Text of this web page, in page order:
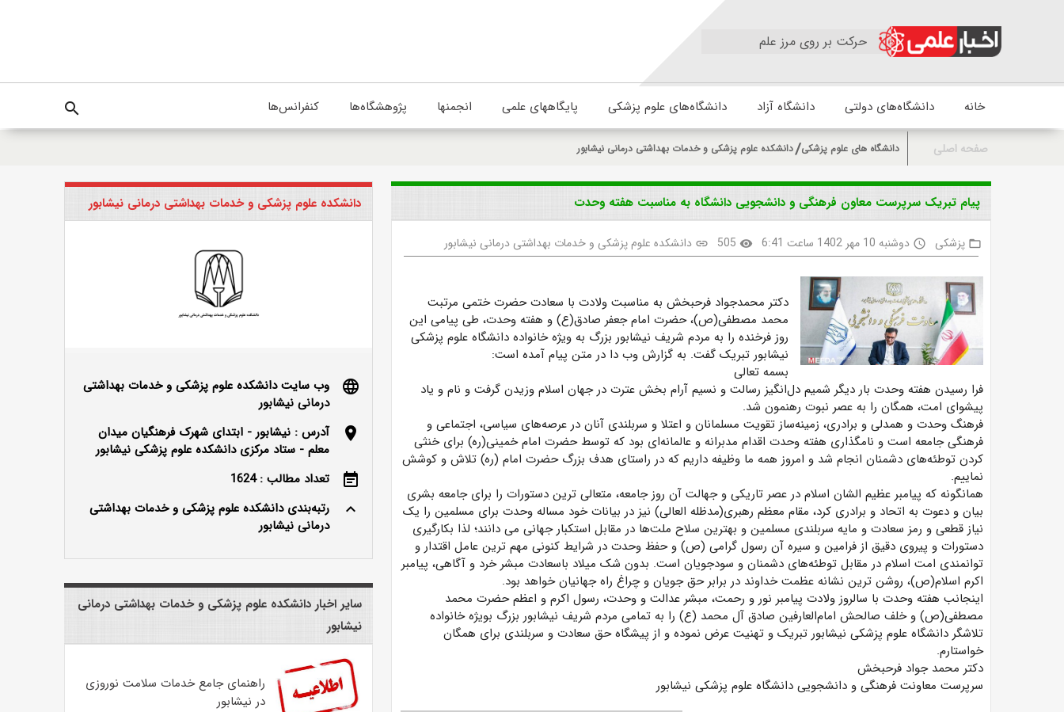
حرکت بر روی مرز علم
خانه دانشگاه‌های دولتی دانشگاه آزاد دانشگاه‌های علوم پزشکی پایگاههای علمی انجمنها پژوهشگاه‌ها کنفرانس‌ها search
صفحه اصلی دانشگاه های علوم پزشکی دانشکده علوم پزشکی و خدمات بهداشتی درمانی نیشابور
پیام تبریک سرپرست معاون فرهنگی و دانشجویی دانشگاه به مناسبت هفته وحدت
folder_open پزشکی access_time دوشنبه 10 مهر 1402 ساعت 6:41 visibility
505
link دانشکده علوم پزشکی و خدمات بهداشتی درمانی نیشابور
دکتر محمدجواد فرحبخش به مناسبت ولادت با سعادت حضرت ختمی مرتبت
محمد مصطفی(ص)، حضرت امام جعفر صادق(ع) و هفته وحدت، طی پیامی این
روز فرخنده را به مردم شریف نیشابور بزرگ به ویژه خانواده دانشگاه علوم پزشکی
نیشابور تبریک گفت. به گزارش وب دا در متن پیام آمده است:
بسمه تعالی
فرا رسیدن هفته وحدت بار دیگر شمیم دل‌انگیز رسالت و نسیم آرام‌‌ بخش عترت در جهان اسلام وزیدن گرفت و نام و یاد
پیشوای امت، همگان را به عصر نبوت رهنمون شد.
فرهنگ وحدت و همدلی و برادری، زمینه‌ساز تقویت مسلمانان و اعتلا و سربلندی آنان در عرصه‌های سیاسی، اجتماعی و
فرهنگی جامعه است و نامگذاری هفته وحدت اقدام مدبرانه و عالمانه‌ای بود که توسط حضرت امام خمینی(ره) برای خنثی
کردن توطئه‌های دشمنان انجام شد و امروز همه ما وظیفه داریم که در راستای هدف بزرگ حضرت امام (ره) تلاش و کوشش
نماییم.
همانگونه که پیامبر عظیم الشان اسلام در عصر تاریکی و جهالت آن روز جامعه، متعالی ترین دستورات را برای جامعه بشری
بیان و دعوت به اتحاد و برادری کرد، مقام معظم رهبری(مدظله العالی) نیز در بیانات خود مساله وحدت برای مسلمین را یک
نیاز قطعی و رمز سعادت و مایه سربلندی مسلمین و بهترین سلاح ملت‌ها در مقابل استکبار جهانی می دانند؛ لذا بکارگیری
دستورات و پیروی دقیق از فرامین و سیره آن رسول گرامی (ص) و حفظ وحدت در شرایط کنونی مهم ترین عامل اقتدار و
توانمندی امت اسلام در مقابل توطئه‌های دشمنان و سودجویان است. بدون شک میلاد باسعادت مبشر خرد و آگاهی، پیامبر
اکرم اسلام(ص)، روشن ترین نشانه عظمت خداوند در برابر حق جویان و چراغ راه جهانیان خواهد بود.
اینجانب هفته وحدت با سالروز ولادت پیامبر نور و رحمت، مبشر عدالت و وحدت، رسول اکرم و اعظم حضرت محمد
مصطفی(ص) و خلف صالحش امام‌العارفین صادق آل محمد (ع) را به تمامی مردم شریف نیشابور بزرگ بویژه خانواده
تلاشگر دانشگاه علوم پزشکی نیشابور تبریک و تهنیت عرض نموده و از پیشگاه حق سعادت و سربلندی برای همگان
خواستارم.
دکتر محمد جواد فرحبخش
سرپرست معاونت فرهنگی و دانشجویی دانشگاه علوم پزشکی نیشابور
دانشکده علوم پزشکی و خدمات بهداشتی درمانی نیشابور
language
وب سایت دانشکده علوم پزشکی و خدمات بهداشتی
درمانی نیشابور
location_on
آدرس : نیشابور - ابتدای شهرک فرهنگیان میدان
معلم - ستاد مرکزی دانشکده علوم پزشکی نیشابور
event_note
تعداد مطالب : 1624
keyboard_arrow_up
رتبه‌بندی دانشکده علوم پزشکی و خدمات بهداشتی
درمانی نیشابور
سایر اخبار دانشکده علوم پزشکی و خدمات بهداشتی درمانی
نیشابور
راهنمای جامع خدمات سلامت نوروزی
در نیشابور